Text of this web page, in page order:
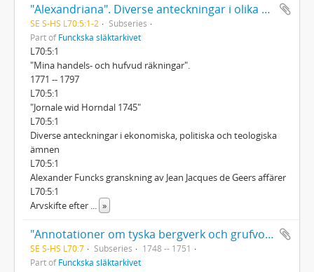
"Alexandriana". Diverse anteckningar i olika ämnen. Tom 1-2. 2 band
SE S-HS L70:5:1-2
Subseries
Part ofFunckska släktarkivet
L70:5:1
"Mina handels- och hufvud räkningar".
1771 -- 1797
L70:5:1
"Jornale wid Horndal 1745"
L70:5:1
Diverse anteckningar i ekonomiska, politiska och teologiska
ämnen
L70:5:1
Alexander Funcks granskning av Jean Jacques de Geers affärer
L70:5:1
Arvskifte efter
»
"Annotationer om tyska bergverk och grufvor".
SE S-HS L70:7 Subseries
1748 -- 1751
Part ofFunckska släktarkivet